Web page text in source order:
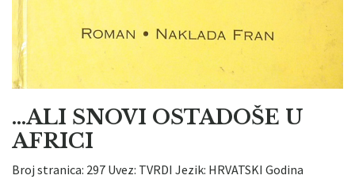
...ALI SNOVI OSTADOŠE U
AFRICI
Broj stranica: 297 Uvez: TVRDI Jezik: HRVATSKI Godina